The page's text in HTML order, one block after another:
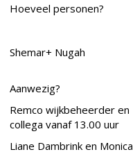
Hoeveel personen?
Shemar+ Nugah
Aanwezig?
Remco wijkbeheerder en
collega vanaf 13.00 uur
Liane Dambrink en Monica